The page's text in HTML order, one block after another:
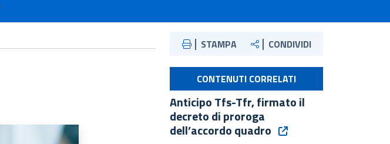
STAMPA CONDIVIDI
CONTENUTI CORRELATI
Anticipo Tfs-Tfr, firmato il
decreto di proroga
dell’accordo quadro